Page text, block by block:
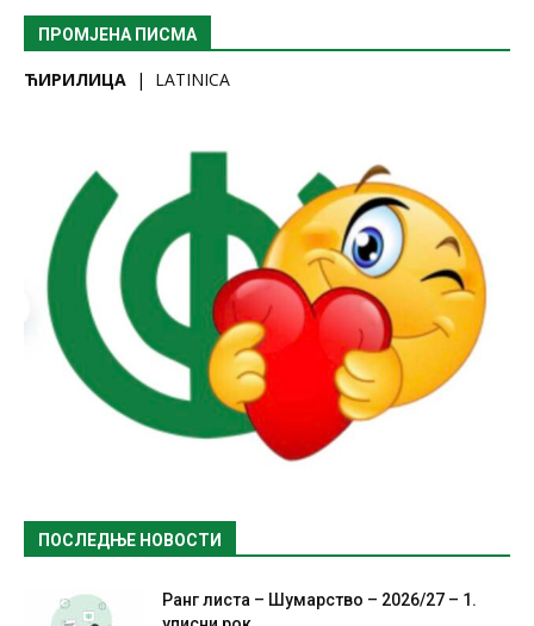
ПРОМЈЕНА ПИСМА
ЋИРИЛИЦА | LATINICA
ПОСЛЕДЊЕ НОВОСТИ
Ранг листа – Шумарство – 2026/27 – 1.